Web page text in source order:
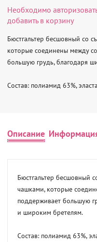
Необходимо
добавить в корзину
Бюстгальтер бесшовный со
которые соединены между
большую грудь, благодаря
Состав: полиамид 63%,
Описание
Бюстгальтер бесшовный
чашками, которые
поддерживает большую
и широким бретелям.
Состав: полиамид 63%,